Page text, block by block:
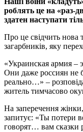
роблять це на «раз-
здатен наступати
Про це свiдчить нова
загарбникiв, яку
«Украинская армия –
Они даже россиян не
реально…» –
житель тимчасово
На заперечення
запитує: «Ты потери
говорят… вам сказки